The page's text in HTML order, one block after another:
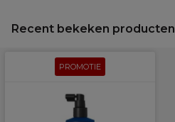
Recent bekeken producten
PROMOTIE